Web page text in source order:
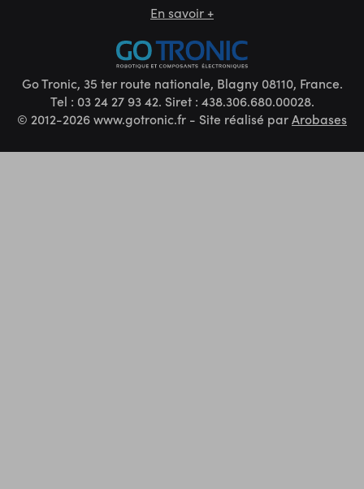
En savoir +
Go Tronic, 35 ter route nationale, Blagny 08110, France.
Tel : 03 24 27 93 42. Siret : 438.306.680.00028.
© 2012-2026 www.gotronic.fr - Site réalisé parArobases